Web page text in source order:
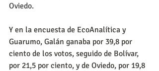
Oviedo.
Y en la encuesta de EcoAnalítica y
Guarumo, Galán ganaba por 39,8 por
ciento de los votos, seguido de Bolívar,
por 21,5 por ciento, y de Oviedo, por 19,8